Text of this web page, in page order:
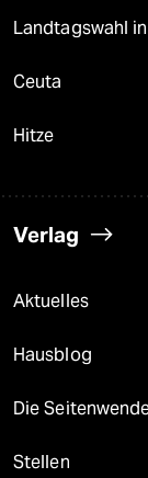
Landtagswahl
Ceuta
Hitze
Verlag
Aktuelles
Hausblog
Die
Stellen